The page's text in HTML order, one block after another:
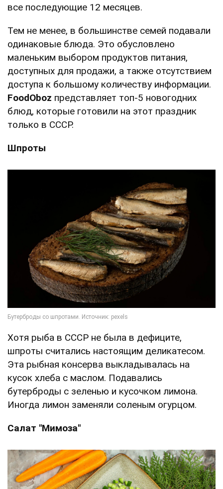
все последующие 12 месяцев.
Тем не менее, в большинстве семей подавали
одинаковые блюда. Это обусловлено
маленьким выбором продуктов питания,
доступных для продажи, а также отсутствием
доступа к большому количеству информации.
FoodOboz представляет топ-5 новогодних
блюд, которые готовили на этот праздник
только в СССР.
Шпроты
Хотя рыба в СССР не была в дефиците,
шпроты считались настоящим деликатесом.
Эта рыбная консерва выкладывалась на
кусок хлеба с маслом. Подавались
бутерброды с зеленью и кусочком лимона.
Иногда лимон заменяли соленым огурцом.
Салат "Мимоза"